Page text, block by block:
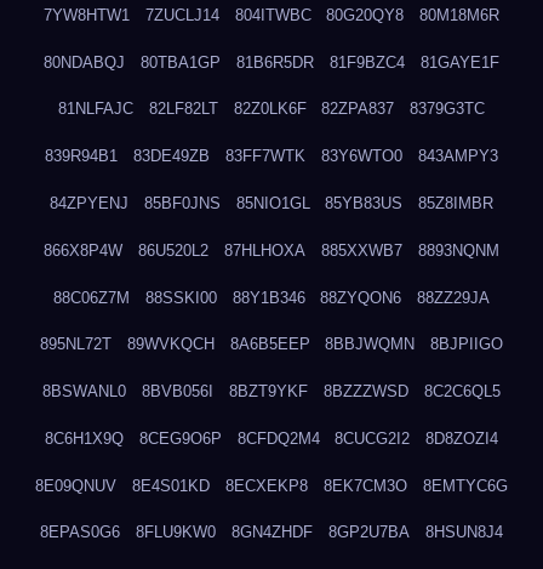
7YW8HTW1 7ZUCLJ14 804ITWBC 80G20QY8 80M18M6R
80NDABQJ 80TBA1GP 81B6R5DR 81F9BZC4 81GAYE1F
81NLFAJC 82LF82LT 82Z0LK6F 82ZPA837 8379G3TC
839R94B1 83DE49ZB 83FF7WTK 83Y6WTO0 843AMPY3
84ZPYENJ 85BF0JNS 85NIO1GL 85YB83US 85Z8IMBR
866X8P4W 86U520L2 87HLHOXA 885XXWB7 8893NQNM
88C06Z7M 88SSKI00 88Y1B346 88ZYQON6 88ZZ29JA
895NL72T 89WVKQCH 8A6B5EEP 8BBJWQMN 8BJPIIGO
8BSWANL0 8BVB056I 8BZT9YKF 8BZZZWSD 8C2C6QL5
8C6H1X9Q 8CEG9O6P 8CFDQ2M4 8CUCG2I2 8D8ZOZI4
8E09QNUV 8E4S01KD 8ECXEKP8 8EK7CM3O 8EMTYC6G
8EPAS0G6 8FLU9KW0 8GN4ZHDF 8GP2U7BA 8HSUN8J4